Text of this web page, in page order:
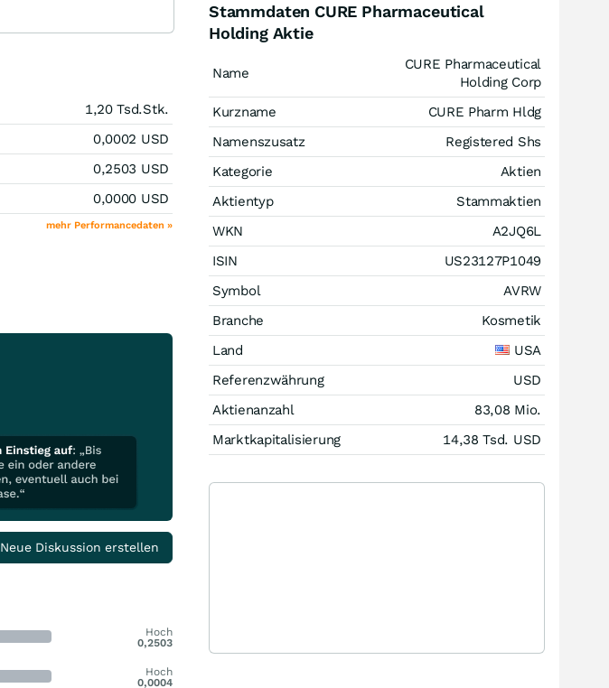
1,20 Tsd.Stk.
0,0002 USD
0,2503 USD
0,0000 USD
mehr Performancedaten »
Neue Diskussion erstellen
Hoch
0,2503
Hoch
0,0004
Stammdaten CURE Pharmaceutical
Holding Aktie
Name
CURE Pharmaceutical
Holding Corp
Kurzname
CURE Pharm Hldg
Namenszusatz
Registered Shs
Kategorie
Aktien
Aktientyp
Stammaktien
WKN
A2JQ6L
ISIN
US23127P1049
Symbol
AVRW
Branche
Kosmetik
Land
USA
Referenzwährung
USD
Aktienanzahl
83,08 Mio.
Marktkapitalisierung
14,38 Tsd. USD